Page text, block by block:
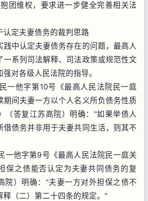
团维权，要求进一步健全完善相关法
认定夫妻债务的裁判思路
践中认定夫妻债务存在的问题，最高人
一系列司法解释、司法政策或规范性文
对各级人民法院的指导。
一他字第10号《最高人民法院民一庭
期间夫妻一方以个人名义所负债务性质
（答复江苏高院）明确：“如果举债人
借债务并非用于夫妻共同生活，则其不
一他字第9号《最高人民法院民一庭关
保之债能否认定为夫妻共同债务的复
院）明确：“夫妻一方对外担保之债不
（二）第二十四条的规定。”